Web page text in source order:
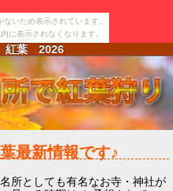
いため表示されています。
に表示されなくなります。
紅葉 2026
最新情報です♪
所としても有名なお寺・神社が